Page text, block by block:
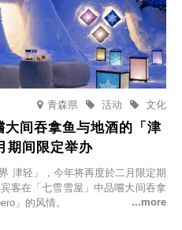
青森県 文化
活动
大间吞拿鱼与地酒的「津
期间限定举办
津轻」，今年将再度於二月限定期
客在「七雪雪屋」中品嚐大间吞拿
」的风情。